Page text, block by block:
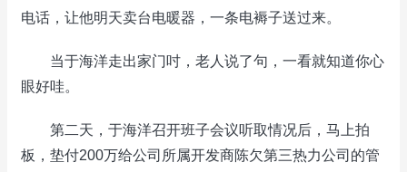
电话，让他明天卖台电暖器，一条电褥子送过来。
当于海洋走出家门吋，老人说了句，一看就知道你心
眼好哇。
第二天，于海洋召开班子会议听取情况后，马上拍
板，垫付200万给公司所属开发商陈欠第三热力公司的管